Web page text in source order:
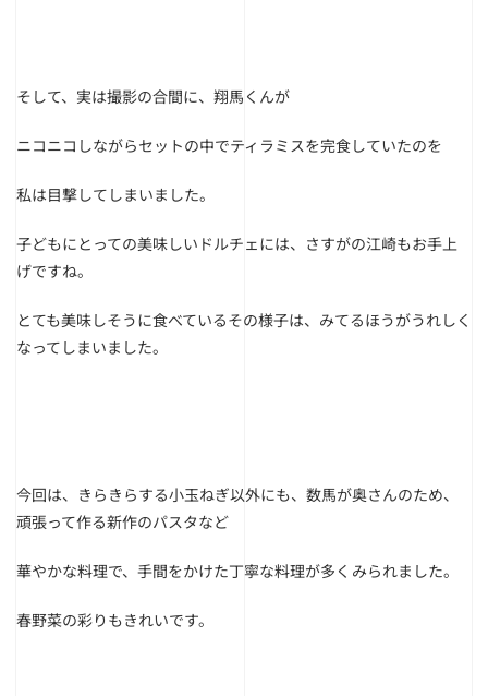
そして、実は撮影の合間に、翔馬くんが
ニコニコしながらセットの中でティラミスを完食していたのを
私は目撃してしまいました。
子どもにとっての美味しいドルチェには、さすがの江崎もお手上
げですね。
とても美味しそうに食べているその様子は、みてるほうがうれしく
なってしまいました。
今回は、きらきらする小玉ねぎ以外にも、数馬が奥さんのため、
頑張って作る新作のパスタなど
華やかな料理で、手間をかけた丁寧な料理が多くみられました。
春野菜の彩りもきれいです。